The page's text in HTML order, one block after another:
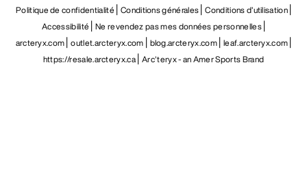
Politique de confidentialité Conditions générales Conditions d’utilisation
Accessibilité Ne revendez pas mes données personnelles
arcteryx.com outlet.arcteryx.com blog.arcteryx.com leaf.arcteryx.com
https://resale.arcteryx.ca Arc'teryx - an Amer Sports Brand